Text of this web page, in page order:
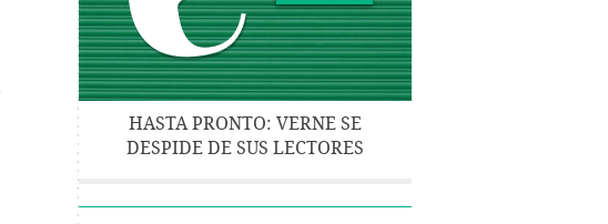
HASTA PRONTO: VERNE SE
DESPIDE DE SUS LECTORES